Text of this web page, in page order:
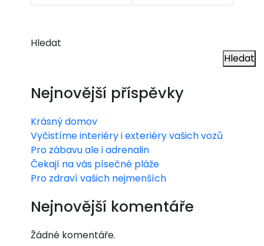
Hledat
Hledat
Nejnovější příspěvky
Krásný domov
Vyčistíme interiéry i exteriéry vašich vozů
Pro zábavu ale i adrenalin
Čekají na vás písečné pláže
Pro zdraví vašich nejmenších
Nejnovější komentáře
Žádné komentáře.